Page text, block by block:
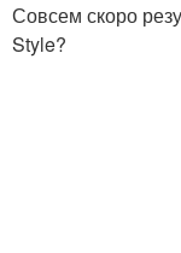
Совсем скоро
Style?